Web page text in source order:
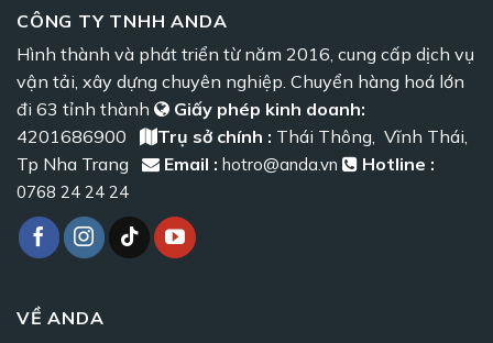
CÔNG TY TNHH ANDA
Hình thành và phát triển từ năm 2016, cung cấp dịch vụ
vận tải, xây dựng chuyên nghiệp. Chuyển hàng hoá lớn
đi 63 tỉnh thành
Giấy phép kinh doanh:
4201686900
Trụ sở chính : Thái Thông, Vĩnh Thái,
Tp Nha Trang
Email : hotro@anda.vn Hotline :
0768 24 24 24
VỀ ANDA